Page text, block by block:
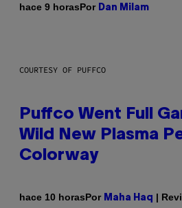
hace 9 horasPor Dan Milam
COURTESY OF PUFFCO
Puffco Went Full
Wild New Plasma
Colorway
hace 10 horasPor Maha Haq |